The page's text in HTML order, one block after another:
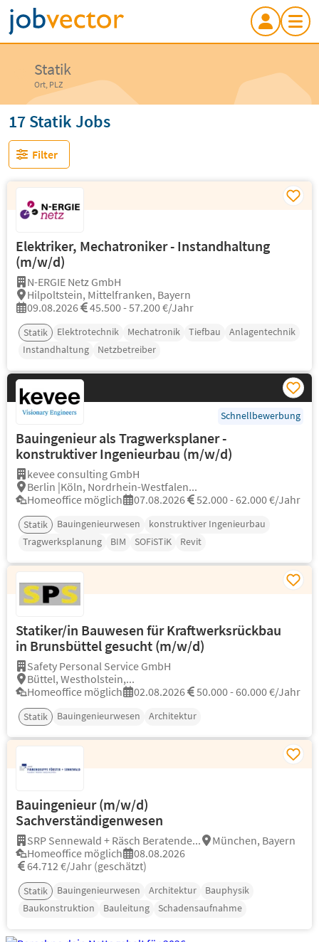
Statik
Ort, PLZ
17 Statik Jobs
Filter
Elektriker, Mechatroniker - Instandhaltung
(m/w/d)
N-ERGIE Netz GmbH
Hilpoltstein, Mittelfranken, Bayern
09.08.2026
45.500 - 57.200 €/Jahr
Statik Elektrotechnik Mechatronik Tiefbau
Anlagentechnik
Instandhaltung
Netzbetreiber
Schnellbewerbung
Bauingenieur als Tragwerksplaner -
konstruktiver Ingenieurbau (m/w/d)
kevee consulting GmbH
Berlin |Köln, Nordrhein-Westfalen...
Homeoffice möglich
07.08.2026 52.000 - 62.000 €/Jahr
Statik Bauingenieurwesen
konstruktiver Ingenieurbau
Tragwerksplanung
BIM SOFiSTiK Revit
Statiker/in Bauwesen für Kraftwerksrückbau
in Brunsbüttel gesucht (m/w/d)
Safety Personal Service GmbH
Büttel, Westholstein,...
Homeoffice möglich
02.08.2026 50.000 - 60.000 €/Jahr
Statik Bauingenieurwesen Architektur
Bauingenieur (m/w/d)
Sachverständigenwesen
SRP Sennewald + Räsch Beratende...
München, Bayern
Homeoffice möglich
08.08.2026
64.712 €/Jahr (geschätzt)
Statik Bauingenieurwesen Architektur
Bauphysik
Baukonstruktion
Bauleitung Schadensaufnahme